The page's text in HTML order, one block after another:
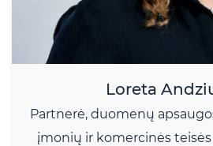
Loreta
Partnerė, duomenų
įmonių ir komercinės